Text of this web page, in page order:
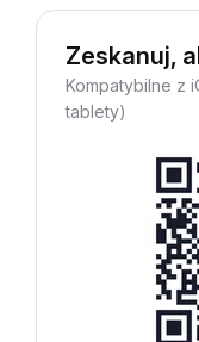
Zeskanuj,
Kompatybilne z
tablety)